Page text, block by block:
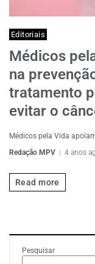
Editoriais
Médicos
na
tratamento
evitar o
Médicos pela Vida
Redação MPV
4 anos
Read more
Pesquisar